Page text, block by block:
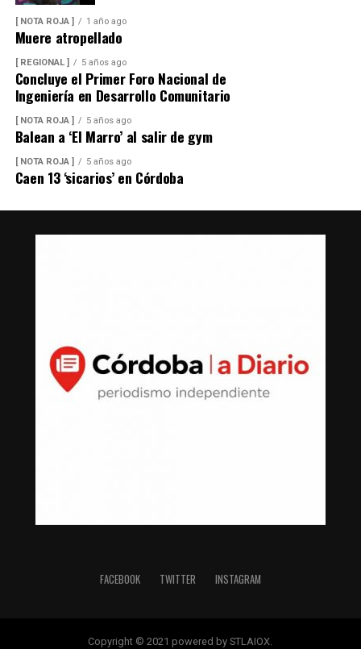
[ NOTA ROJA ] 1 año ago
Muere atropellado
[ REGIONAL ] 5 años ago
Concluye el Primer Foro Nacional de
Ingeniería en Desarrollo Comunitario
[ NOTA ROJA ] 5 años ago
Balean a ‘El Marro’ al salir de gym
[ NOTA ROJA ] 5 años ago
Caen 13 ‘sicarios’ en Córdoba
FACEBOOK TWITTER INSTAGRAM
Copyright © 2021 powered by STLAIOX.